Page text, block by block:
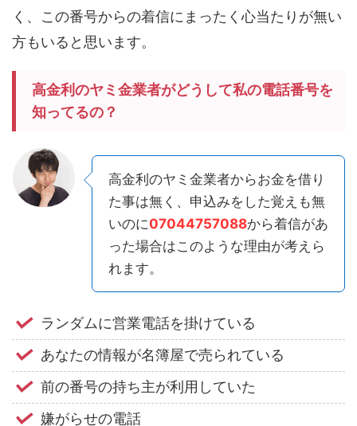
く、この番号からの着信にまったく心当たりが無い
方もいると思います。
高金利のヤミ金業者がどうして私の電話番号を
知ってるの？
高金利のヤミ金業者からお金を借り
た事は無く、申込みをした覚えも無
いのに07044757088から着信があ
った場合はこのような理由が考えら
れます。
ランダムに営業電話を掛けている
あなたの情報が名簿屋で売られている
前の番号の持ち主が利用していた
嫌がらせの電話